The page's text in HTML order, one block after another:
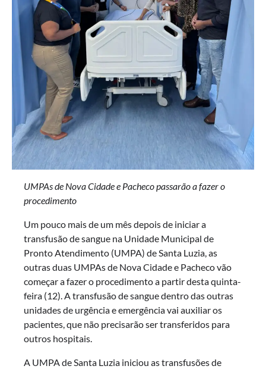
UMPAs de Nova Cidade e Pacheco passarão a fazer o
procedimento
Um pouco mais de um mês depois de iniciar a
transfusão de sangue na Unidade Municipal de
Pronto Atendimento (UMPA) de Santa Luzia, as
outras duas UMPAs de Nova Cidade e Pacheco vão
começar a fazer o procedimento a partir desta quinta-
feira (12). A transfusão de sangue dentro das outras
unidades de urgência e emergência vai auxiliar os
pacientes, que não precisarão ser transferidos para
outros hospitais.
A UMPA de Santa Luzia iniciou as transfusões de